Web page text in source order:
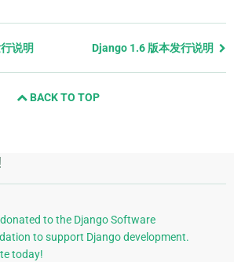
说明 Django 1.6 版本发行说明
BACK TO TOP
to the Django Software
to support Django development.
today!